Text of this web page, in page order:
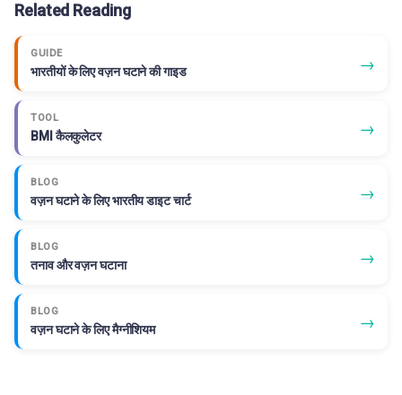
Related Reading
GUIDE
भारतीयों के लिए वज़न घटाने की गाइड →
TOOL
BMI कैलकुलेटर →
BLOG
वज़न घटाने के लिए भारतीय डाइट चार्ट →
BLOG
तनाव और वज़न घटाना →
BLOG
वज़न घटाने के लिए मैग्नीशियम →